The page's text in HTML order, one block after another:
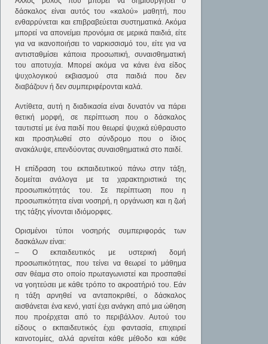
δάσκαλος είναι αυτός του «καλού» μαθητή, που
ενθαρρύνεται και επιβραβεύεται συστηματικά. Ακόμα
μπορεί να απονείμει προνόμια σε μερικά παιδιά, είτε
για να ικανοποιήσει το ναρκισσισμό του, είτε για να
αντισταθμίσει κάποια προσωπική, συναισθηματική
του αποτυχία. Μπορεί ακόμα να κάνει ένα είδος
ψυχολογικού εκβιασμού στα παιδιά που δεν
διαβάζουν ή δεν συμπεριφέρονται καλά.
Αντίθετα, αυτή η διαδικασία είναι δυνατόν να πάρει
θετική μορφή, σε περίπτωση που ο δάσκαλος
ταυτιστεί με ένα παιδί που θεωρεί ψυχικά εύθραυστο
και προσηλωθεί στο σύνδρομο που ο ίδιος
ανακάλυψε, επενδύοντας συναισθηματικά στο παιδί.
Η επίδραση του εκπαιδευτικού πάνω στην τάξη,
δομείται ανάλογα με τα χαρακτηριστικά της
προσωπικότητάς του. Σε περίπτωση που η
προσωπικότητα είναι νοσηρή, η οργάνωση και η ζωή
της τάξης γίνονται ιδιόμορφες.
Ορισμένοι τύποι νοσηρής συμπεριφοράς των
δασκάλων είναι:
– Ο εκπαιδευτικός με υστερική δομή
προσωπικότητας, που τείνει να θεωρεί το μάθημα
σαν θέαμα στο οποίο πρωταγωνιστεί και προσπαθεί
να γοητεύσει με κάθε τρόπο το ακροατήριό του. Εάν
η τάξη αρνηθεί να ανταποκριθεί, ο δάσκαλος
αισθάνεται ένα κενό, γιατί έχει ανάγκη από μια ώθηση
που προέρχεται από το περιβάλλον. Αυτού του
είδους ο εκπαιδευτικός έχει φαντασία, επιχειρεί
καινοτομίες, αλλά αρνείται κάθε μέθοδο και κάθε